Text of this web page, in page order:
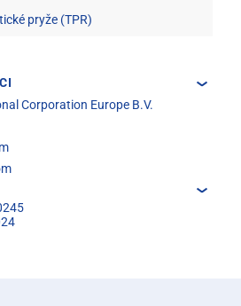
pryže (TPR)
Corporation Europe B.V.